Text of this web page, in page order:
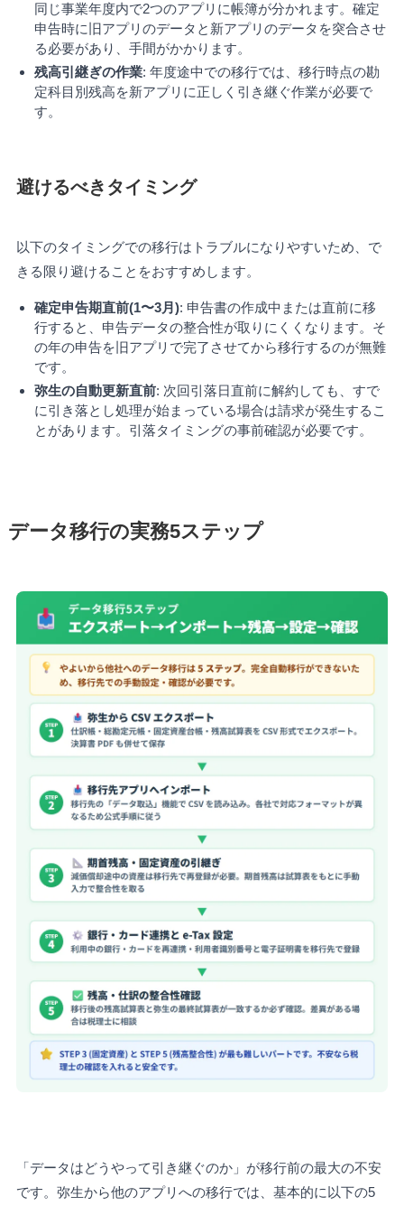
同じ事業年度内で2つのアプリに帳簿が分かれます。確定
申告時に旧アプリのデータと新アプリのデータを突合させ
る必要があり、手間がかかります。
残高引継ぎの作業: 年度途中での移行では、移行時点の勘
定科目別残高を新アプリに正しく引き継ぐ作業が必要で
す。
避けるべきタイミング
以下のタイミングでの移行はトラブルになりやすいため、で
きる限り避けることをおすすめします。
確定申告期直前(1〜3月): 申告書の作成中または直前に移
行すると、申告データの整合性が取りにくくなります。そ
の年の申告を旧アプリで完了させてから移行するのが無難
です。
弥生の自動更新直前: 次回引落日直前に解約しても、すで
に引き落とし処理が始まっている場合は請求が発生するこ
とがあります。引落タイミングの事前確認が必要です。
データ移行の実務5ステップ
「データはどうやって引き継ぐのか」が移行前の最大の不安
です。弥生から他のアプリへの移行では、基本的に以下の5